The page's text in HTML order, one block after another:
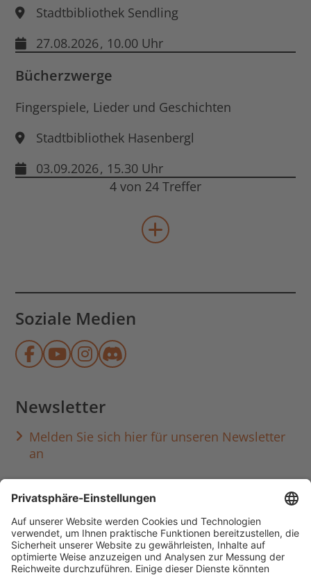
Stadtbibliothek Sendling
27.08.2026, 10.00 Uhr
Bücherzwerge
Fingerspiele, Lieder und Geschichten
Stadtbibliothek Hasenbergl
03.09.2026, 15.30 Uhr
4 von 24 Treffer
mehr Veranstaltungen
Soziale Medien
Münchner Stadtbibliothek auf
Münchner Stadtbibliothek auf
Münchner Stadtbibliothek
Münchner
Newsletter
Melden Sie sich hier für unseren Newsletter
an
Häufig aufgerufen
Standorte & Öffnungszeiten
anmelden & ausleihen